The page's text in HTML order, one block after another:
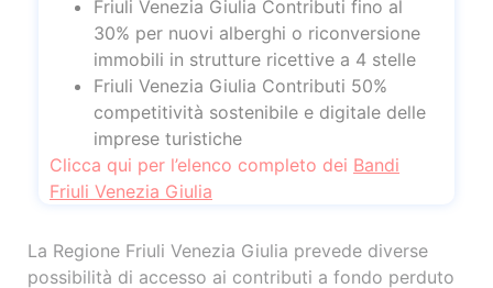
Friuli Venezia Giulia Contributi fino al
30% per nuovi alberghi o riconversione
immobili in strutture ricettive a 4 stelle
Friuli Venezia Giulia Contributi 50%
competitività sostenibile e digitale delle
imprese turistiche
Clicca qui per l’elenco completo dei Bandi
Friuli Venezia Giulia
La Regione Friuli Venezia Giulia prevede diverse
possibilità di accesso ai contributi a fondo perduto